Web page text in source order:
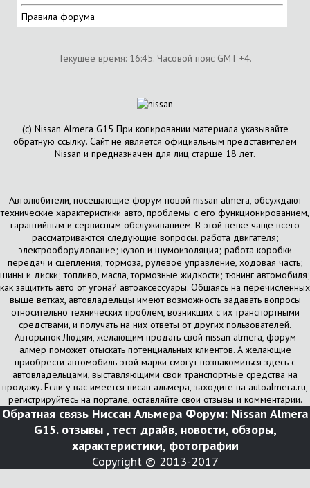
Правила форума
Текущее время: 16:45. Часовой пояс GMT +4.
(с) Nissan Almera G15 При копировании материала указывайте
обратную ссылку. Сайт не является официальным представителем
Nissan и предназначен для лиц старше 18 лет.
Автолюбители, посещающие форум новой nissan almera, обсуждают
технические характеристики авто, проблемы с его функционированием,
гарантийным и сервисным обслуживанием. В этой ветке чаще всего
рассматриваются следующие вопросы. работа двигателя;
электрооборудование; кузов и шумоизоляция; работа коробки
передач и сцепления; тормоза, рулевое управление, ходовая часть;
шины и диски; топливо, масла, тормозные жидкости; тюнинг автомобиля;
как защитить авто от угона? автоаксессуары. Общаясь на перечисленных
выше ветках, автовладельцы имеют возможность задавать вопросы
относительно технических проблем, возникших с их транспортными
средствами, и получать на них ответы от других пользователей.
Авторынок Людям, желающим продать свой nissan almera, форум
алмер поможет отыскать потенциальных клиентов. А желающие
приобрести автомобиль этой марки смогут познакомиться здесь с
автовладельцами, выставляющими свои транспортные средства на
продажу. Если у вас имеется нисан альмера, заходите на autoalmera.ru,
регистрируйтесь на портале, оставляйте свои отзывы и комментарии.
Обратная связь Ниссан Альмера Форум: Nissan Almera
G15. отзывы , тест драйв, новости, обзоры,
характеристики, фотографии
Copyright © 2013-2017